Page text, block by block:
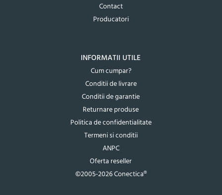
Contact
Producatori
INFORMATII UTILE
Cum cumpar?
Conditii de livrare
Conditii de garantie
Returnare produse
Politica de confidentialitate
Termeni si conditii
ANPC
Oferta reseller
©2005-2026 Conectica®